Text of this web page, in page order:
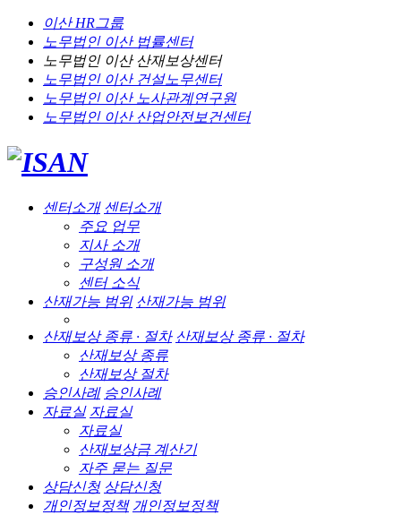
이산 HR그룹
노무법인 이산법률센터
노무법인 이산산재보상센터
노무법인 이산건설노무센터
노무법인 이산노사관계연구원
노무법인 이산산업안전보건센터
센터소개 센터소개
주요 업무
지사 소개
구성원 소개
센터 소식
산재가능 범위 산재가능 범위
산재보상 종류 · 절차 산재보상 종류 · 절차
산재보상 종류
산재보상 절차
승인사례 승인사례
자료실 자료실
자료실
산재보상금 계산기
자주 묻는 질문
상담신청 상담신청
개인정보정책 개인정보정책